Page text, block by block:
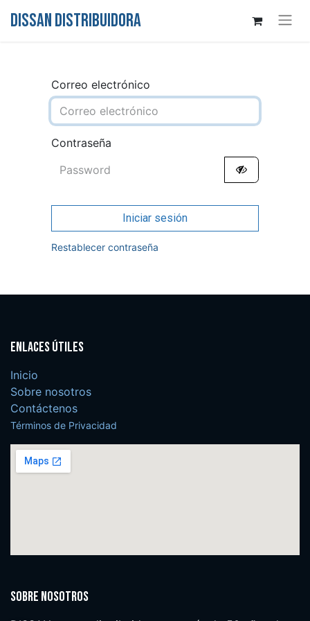
DISSAN DISTRIBUIDORA
Correo electrónico
Contraseña
Iniciar sesión
Restablecer contraseña
Enlaces útiles
Inicio
Sobre nosotros
Contáctenos
Términos de Privacidad
Sobre nosotros